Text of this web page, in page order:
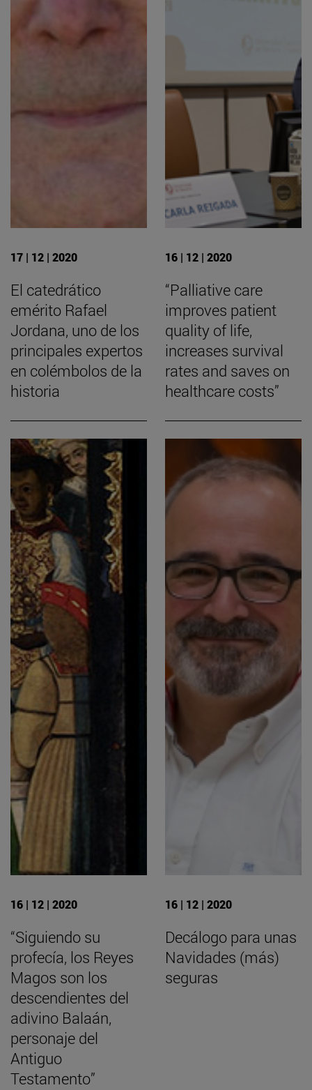
17 | 12 | 2020
El catedrático
emérito Rafael
Jordana, uno de los
principales expertos
en colémbolos de la
historia
16 | 12 | 2020
“Palliative care
improves patient
quality of life,
increases survival
rates and saves on
healthcare costs”
16 | 12 | 2020
“Siguiendo su
profecía, los Reyes
Magos son los
descendientes del
adivino Balaán,
personaje del
Antiguo
Testamento”
16 | 12 | 2020
Decálogo para unas
Navidades (más)
seguras